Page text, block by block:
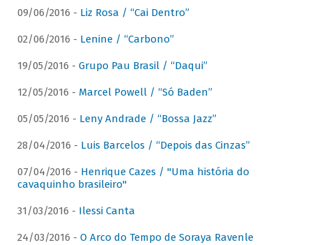
09/06/2016 - Liz Rosa / “Cai Dentro”
02/06/2016 - Lenine / “Carbono”
19/05/2016 - Grupo Pau Brasil / “Daqui”
12/05/2016 - Marcel Powell / “Só Baden”
05/05/2016 - Leny Andrade / “Bossa Jazz”
28/04/2016 - Luis Barcelos / “Depois das Cinzas”
07/04/2016 - Henrique Cazes / "Uma história do
cavaquinho brasileiro"
31/03/2016 - Ilessi Canta
24/03/2016 - O Arco do Tempo de Soraya Ravenle